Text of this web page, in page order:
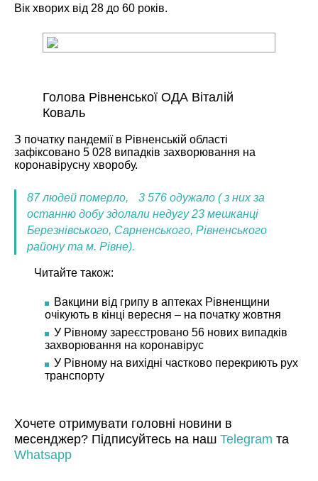
Вік хворих від 28 до 60 років.
Голова Рівненської ОДА Віталій
Коваль
З початку пандемії в Рівненській області
зафіксовано 5 028 випадків захворювання на
коронавірусну хворобу.
87 людей померло,
3 576 одужало ( з них за
останню добу здолали недугу 23 мешканці
Березнівського, Сарненського, Рівненського
району та м. Рівне).
Читайте також:
Вакцини від грипу в аптеках Рівненщини
очікують в кінці вересня – на початку жовтня
У Рівному зареєстровано 56 нових випадків
захворювання на коронавірус
У Рівному на вихідні частково перекриють рух
транспорту
Хочете отримувати головні новини в
месенджер? Підписуйтесь на наш Telegram та
Whatsapp